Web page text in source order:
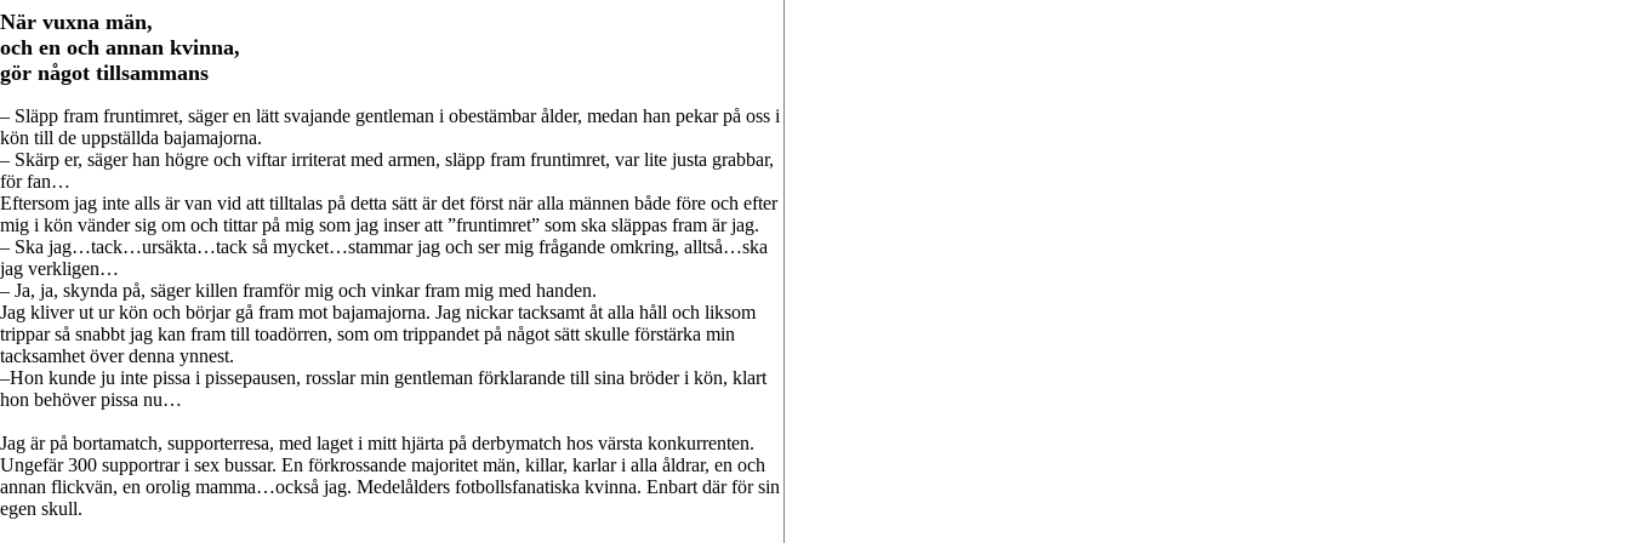
När vuxna män,
och en och annan kvinna,
gör något tillsammans
– Släpp fram fruntimret, säger en lätt svajande gentleman i obestämbar ålder, medan han pekar på oss i
kön till de uppställda bajamajorna.
– Skärp er, säger han högre och viftar irriterat med armen, släpp fram fruntimret, var lite justa grabbar,
för fan…
Eftersom jag inte alls är van vid att tilltalas på detta sätt är det först när alla männen både före och efter
mig i kön vänder sig om och tittar på mig som jag inser att ”fruntimret” som ska släppas fram är jag.
– Ska jag…tack…ursäkta…tack så mycket…stammar jag och ser mig frågande omkring, alltså…ska
jag verkligen…
– Ja, ja, skynda på, säger killen framför mig och vinkar fram mig med handen.
Jag kliver ut ur kön och börjar gå fram mot bajamajorna. Jag nickar tacksamt åt alla håll och liksom
trippar så snabbt jag kan fram till toadörren, som om trippandet på något sätt skulle förstärka min
tacksamhet över denna ynnest.
–Hon kunde ju inte pissa i pissepausen, rosslar min gentleman förklarande till sina bröder i kön, klart
hon behöver pissa nu…
Jag är på bortamatch, supporterresa, med laget i mitt hjärta på derbymatch hos värsta konkurrenten.
Ungefär 300 supportrar i sex bussar. En förkrossande majoritet män, killar, karlar i alla åldrar, en och
annan flickvän, en orolig mamma…också jag. Medelålders fotbollsfanatiska kvinna. Enbart där för sin
egen skull.